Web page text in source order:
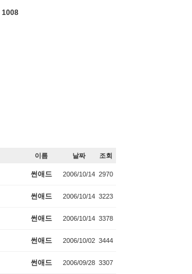
1008
이름 날짜 조회
썬애드 2006/10/14 2970
썬애드 2006/10/14 3223
썬애드 2006/10/14 3378
썬애드 2006/10/02 3444
썬애드 2006/09/28 3307